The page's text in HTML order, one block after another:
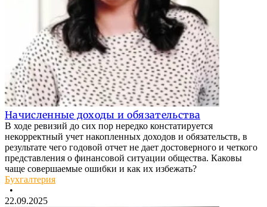
Начисленные доходы и обязательства
В ходе ревизий до сих пор нередко констатируется
некорректный учет накопленных доходов и обязательств, в
результате чего годовой отчет не дает достоверного и четкого
представления о финансовой ситуации общества. Каковы
чаще совершаемые ошибки и как их избежать?
Бухгалтерия
•
22.09.2025